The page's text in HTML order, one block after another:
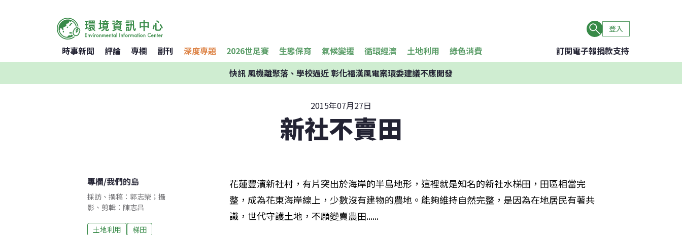
登入
時事新聞 評論 專欄 副刊 深度專題 2026世足賽 生態保育 氣候變遷 循環經濟 土地利用 綠色消費 訂閱電子報捐款支持
快訊風機離聚落、學校過近 彰化福漢風電案環委建議不應開發
2015年07月27日
新社不賣田
專欄/我們的島
採訪、撰稿：郭志榮；攝
影、剪輯：陳志昌
土地利用
梯田
花蓮豐濱新社村，有片突出於海岸的半島地形，這裡就是知名的新社水梯田，田區相當完
整，成為花東海岸線上，少數沒有建物的農地。能夠維持自然完整，是因為在地居民有著共
識，世代守護土地，不願變賣農田......